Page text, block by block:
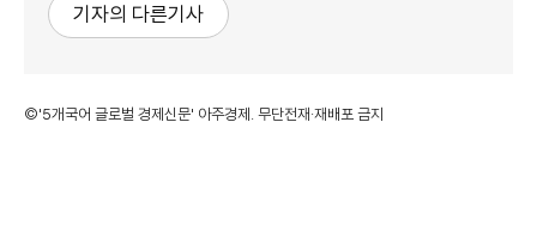
기자의 다른기사
©'5개국어 글로벌 경제신문' 아주경제. 무단전재·재배포 금지